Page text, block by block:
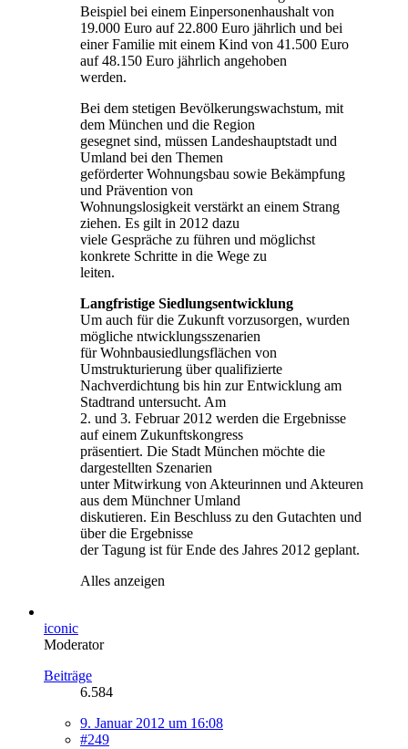
Beispiel bei einem Einpersonenhaushalt von
19.000 Euro auf 22.800 Euro jährlich und bei
einer Familie mit einem Kind von 41.500 Euro
auf 48.150 Euro jährlich angehoben
werden.
Bei dem stetigen Bevölkerungswachstum, mit
dem München und die Region
gesegnet sind, müssen Landeshauptstadt und
Umland bei den Themen
geförderter Wohnungsbau sowie Bekämpfung
und Prävention von
Wohnungslosigkeit verstärkt an einem Strang
ziehen. Es gilt in 2012 dazu
viele Gespräche zu führen und möglichst
konkrete Schritte in die Wege zu
leiten.
Langfristige Siedlungsentwicklung
Um auch für die Zukunft vorzusorgen, wurden
mögliche ntwicklungsszenarien
für Wohnbausiedlungsflächen von
Umstrukturierung über qualifizierte
Nachverdichtung bis hin zur Entwicklung am
Stadtrand untersucht. Am
2. und 3. Februar 2012 werden die Ergebnisse
auf einem Zukunftskongress
präsentiert. Die Stadt München möchte die
dargestellten Szenarien
unter Mitwirkung von Akteurinnen und Akteuren
aus dem Münchner Umland
diskutieren. Ein Beschluss zu den Gutachten und
über die Ergebnisse
der Tagung ist für Ende des Jahres 2012 geplant.
Alles anzeigen
iconic
Moderator
Beiträge
6.584
9. Januar 2012 um 16:08
#249